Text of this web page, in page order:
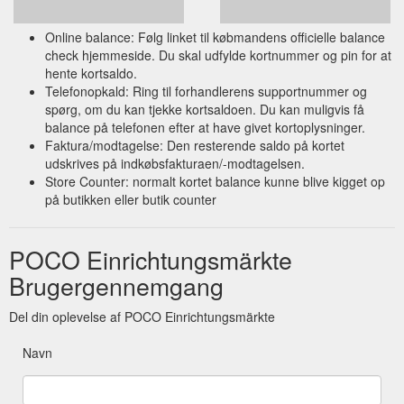
Kontakt. POCO Einrichtungsmärkte GmbH Industriestraße 39
59192 Bergkamen Anrufen Email senden Allgemeines .
Filialfinder Aktuelle Werbung Veranstaltungen & Aktionen
POCO-Wohnwelt Service Partnerprogramm
Kooperationspartner Altgeräteentsorgung Newsletter Über uns
. Über POCO Presse Auszeichnungen Historie Expansion
Soziale ...https://www.poco.de/pages/ueber-poco
PLZ-Suche / Karte | POCO Ihr Einrichtungsmarkt | Ihr ...
Jetzt
anmelden und 20 € Gutschein sichern! Anmelden. Suchen.
Kontakt. POCO Einrichtungsmärkte GmbH Industriestraße 39
POCO-Wohnwelt Service Partnerprogramm
Kooperationspartner Altgeräteentsorgung Newsletter
https://www.poco.de/standorte/karte
Gorenje Geschirrspüler GS52040W B. 45 cm weiß online bei ...
anmelden und 20 € Gutschein sichern! Anmelden. Suchen.
59192 Bergkamen Anrufen Email senden Allgemeines .
Online balance: Følg linket til købmandens officielle balance
check hjemmeside. Du skal udfylde kortnummer og pin for at
hente kortsaldo.
Telefonopkald: Ring til forhandlerens supportnummer og
spørg, om du kan tjekke kortsaldoen. Du kan muligvis få
balance på telefonen efter at have givet kortoplysninger.
Faktura/modtagelse: Den resterende saldo på kortet
udskrives på indkøbsfakturaen/-modtagelsen.
Store Counter: normalt kortet balance kunne blive kigget op
på butikken eller butik counter
POCO Einrichtungsmärkte
Brugergennemgang
Del din oplevelse af POCO Einrichtungsmärkte
Navn